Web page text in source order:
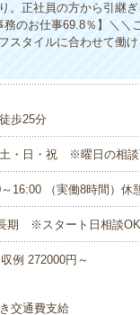
。正社員の方から引継
のお仕事69.8％】＼
スタイルに合わせて働
歩25分
土・日・祝 ※曜日の相
～16:00 （実働8時間）
期 ※スタート日相談
例 272000円～
交通費支給